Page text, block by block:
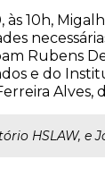
às 10h,
Rubens
e do
Alves,
HSLAW, e